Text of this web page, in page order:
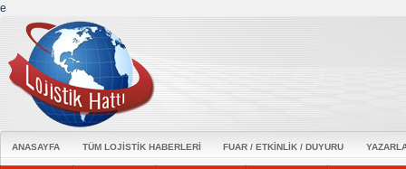
e
ANASAYFA TÜM LOJİSTİK HABERLERİ FUAR / ETKİNLİK / DUYURU